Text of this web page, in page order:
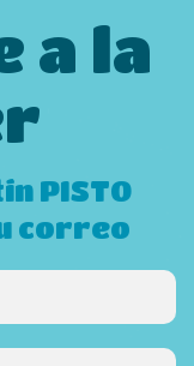
a la
PISTO
correo